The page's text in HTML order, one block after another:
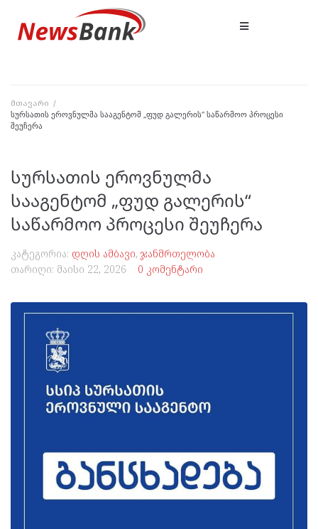
მთავარი /
სურსათის ეროვნულმა სააგენტომ „ფუდ გალერის“ საწარმოო პროცესი
შეუჩერა
სურსათის ეროვნულმა
სააგენტომ „ფუდ გალერის“
საწარმოო პროცესი შეუჩერა
კატეგორია: დღის ამბავი, ჯანმრთელობა
თარიღი: მაისი 22, 2026 0 კომენტარი